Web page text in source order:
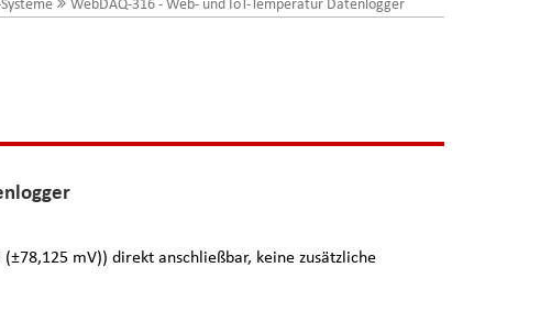
WebDAQ-316 - Web- und IoT-Temperatur Datenlogger
(±78,125 mV)) direkt anschließbar, keine zusätzliche